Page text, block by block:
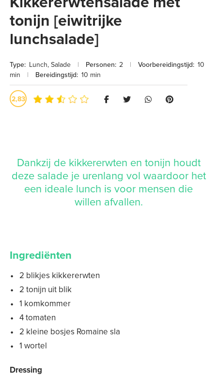
tonijn [eiwitrijke
lunchsalade]
Type: Lunch, Salade | Personen: 2 | Voorbereidingstijd: 10
min
| Bereidingstijd: 10 min
2,83
Dankzij de kikkererwten en tonijn houdt
deze salade je urenlang vol waardoor het
een ideale lunch is voor mensen die
willen afvallen.
Ingrediënten
2 blikjes kikkererwten
2 tonijn uit blik
1 komkommer
4 tomaten
2 kleine bosjes Romaine sla
1 wortel
Dressing